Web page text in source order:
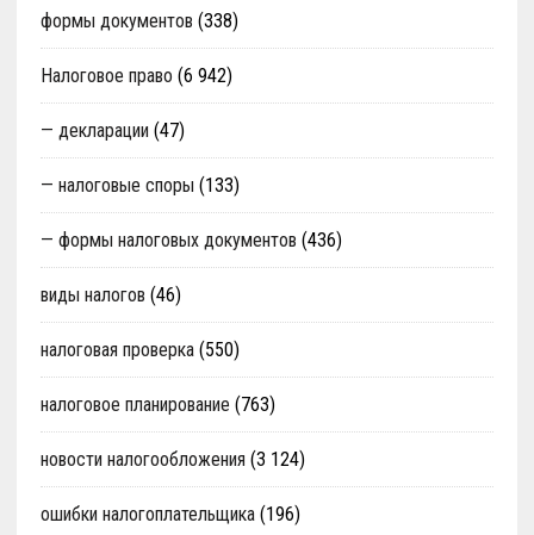
формы документов (338)
Налоговое право (6 942)
— декларации (47)
— налоговые споры (133)
— формы налоговых документов (436)
виды налогов (46)
налоговая проверка(550)
налоговое планирование (763)
новости налогообложения (3 124)
ошибки налогоплательщика(196)